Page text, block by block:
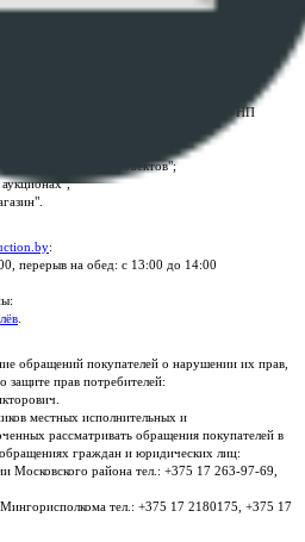
предприятие по оказанию
- Все права защищены авторским
по оказанию услуг "БелЮрОбеспечение"
1Б, e-mail:
, УНП
Беларусь:
без торговых объектов";
:
перерыв на обед: с 13:00 до 14:00
обращений покупателей о нарушении их прав,
защите прав потребителей:
местных исполнительных и
рассматривать обращения покупателей в
обращениях граждан и юридических лиц:
Московского района тел.: +375 17 263-97-69,
Мингорисполкома тел.: +375 17 2180175, +375 17